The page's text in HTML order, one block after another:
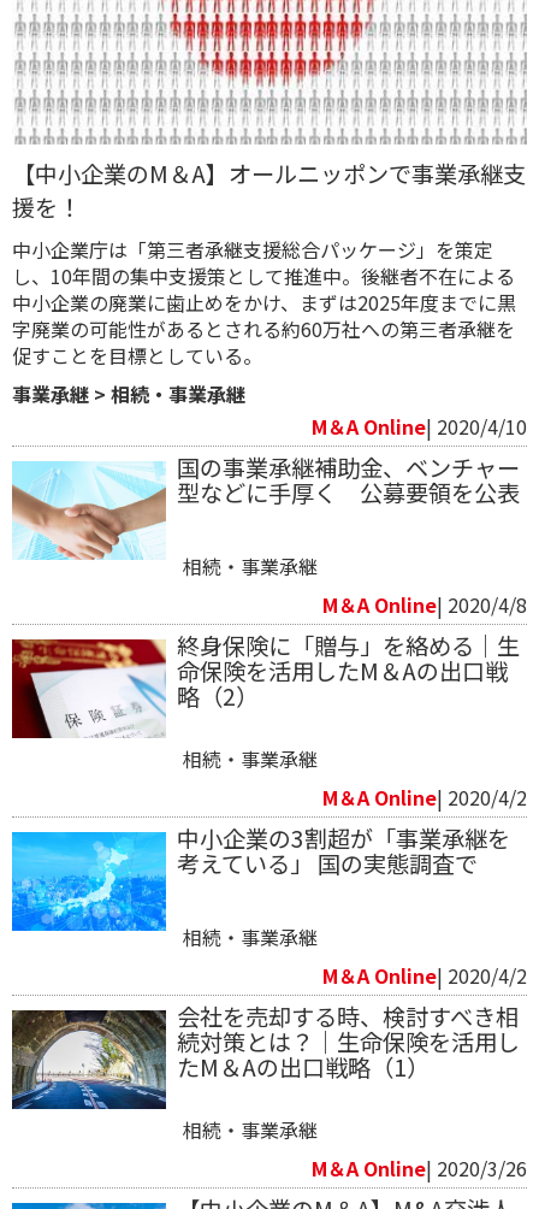
【中小企業のM＆A】オールニッポンで事業承継支
援を！
中小企業庁は「第三者承継支援総合パッケージ」を策定
し、10年間の集中支援策として推進中。後継者不在による
中小企業の廃業に歯止めをかけ、まずは2025年度までに黒
字廃業の可能性があるとされる約60万社への第三者承継を
促すことを目標としている。
事業承継 > 相続・事業承継
M＆A Online| 2020/4/10
国の事業承継補助金、ベンチャー
型などに手厚く 公募要領を公表
相続・事業承継
M＆A Online| 2020/4/8
終身保険に「贈与」を絡める｜生
命保険を活用したM＆Aの出口戦
略（2）
相続・事業承継
M＆A Online| 2020/4/2
中小企業の3割超が「事業承継を
考えている」 国の実態調査で
相続・事業承継
M＆A Online| 2020/4/2
会社を売却する時、検討すべき相
続対策とは？｜生命保険を活用し
たM＆Aの出口戦略（1）
相続・事業承継
M＆A Online| 2020/3/26